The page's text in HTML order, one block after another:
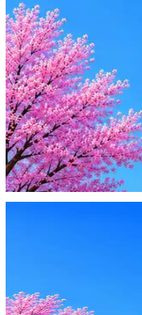
AI-
AI
4
Будьте осторожны: если
деньги — это мошенники.
Жмите Пожаловаться ·Гайд
Стратегия поиска